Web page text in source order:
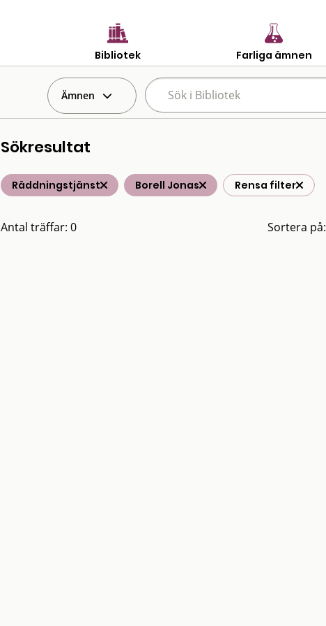
Bibliotek Farliga ämnen
Ämnen
Sökresultat
Räddningstjänst Borell Jonas Rensa filter
Antal träffar: 0 Sortera på: